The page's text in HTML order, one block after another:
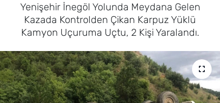
Yenişehir İnegöl Yolunda Meydana Gelen
Kazada Kontrolden Çikan Karpuz Yüklü
Kamyon Uçuruma Uçtu, 2 Kişi Yaralandı.